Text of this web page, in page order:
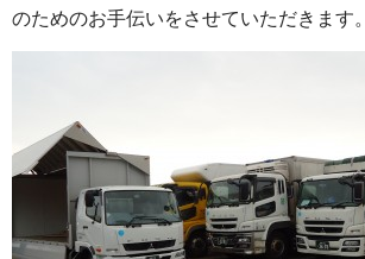
サイトポリシー
運営会社について
サイトマップ
のためのお手伝いをさせていただきます。